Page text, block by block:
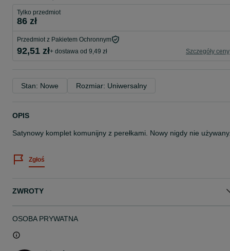
Tylko przedmiot
86 zł
Przedmiot z Pakietem Ochronnym
92,51 zł+ dostawa od 9,49 zł Szczegóły ceny
Stan: Nowe Rozmiar: Uniwersalny
OPIS
Satynowy komplet komunijny z perełkami. Nowy nigdy nie
Zgłoś
ZWROTY
OSOBA PRYWATNA